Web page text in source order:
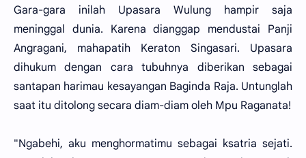
Gara-gara inilah Upasara Wulung hampir saja
meninggal dunia. Karena dianggap mendustai Panji
Angragani, mahapatih Keraton Singasari. Upasara
dihukum dengan cara tubuhnya diberikan sebagai
santapan harimau kesayangan Baginda Raja. Untunglah
saat itu ditolong secara diam-diam oleh Mpu Raganata!
"Ngabehi, aku menghormatimu sebagai ksatria sejati.